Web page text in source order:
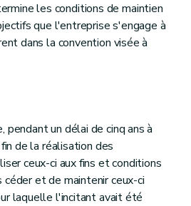
les conditions de maintien
que l'entreprise s'engage à
dans la convention visée à
un délai de cinq ans à
de la réalisation des
ceux-ci aux fins et conditions
et de maintenir ceux-ci
laquelle l'incitant avait été